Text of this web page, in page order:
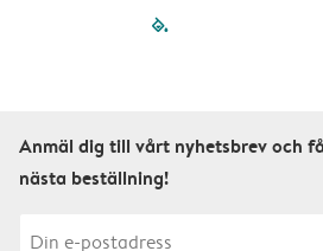
filled-
Anmäl dig till vårt nyhetsbrev och
nästa beställning!